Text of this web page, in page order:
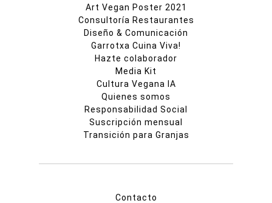
Art Vegan Poster 2021
Consultoría Restaurantes
Diseño & Comunicación
Garrotxa Cuina Viva!
Hazte colaborador
Media Kit
Cultura Vegana IA
Quienes somos
Responsabilidad Social
Suscripción mensual
Transición para Granjas
Contacto